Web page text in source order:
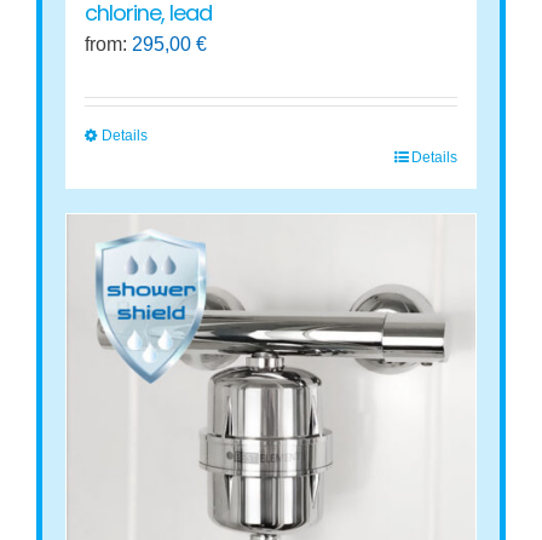
chlorine, lead
from: 295,00€
Details
product
multiple
variants.
The
options
Details